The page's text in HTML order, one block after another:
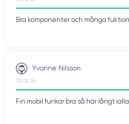
Bra komponenter och många
Yvonne Nilsson
30/01/26
Fin mobil funkar bra så här långt